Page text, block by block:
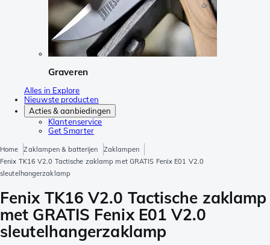
Graveren
Alles in Explore
Nieuwste producten
Acties & aanbiedingen
Klantenservice
Get Smarter
Home Zaklampen & batterijen
Zaklampen
Fenix TK16 V2.0 Tactische zaklamp met GRATIS Fenix E01 V2.0
sleutelhangerzaklamp
Fenix TK16 V2.0 Tactische zaklamp
met GRATIS Fenix E01 V2.0
sleutelhangerzaklamp